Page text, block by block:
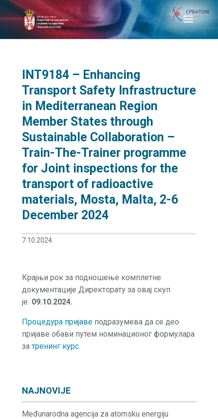
INT9184 – Enhancing
Transport Safety Infrastructure
in Mediterranean Region
Member States through
Sustainable Collaboration –
Train-The-Trainer programme
for Joint inspections for the
transport of radioactive
materials, Mosta, Malta, 2-6
December 2024
7.10.2024.
Крајњи рок за подношење комплетне
документације Директорату за овај скуп
је 09.10.2024.
Процедура пријавеподразумева да се део
пријаве обави путем номинационог формулара
затренинг курс.
NAJNOVIJE
Međunarodna agencija za atomsku energiju